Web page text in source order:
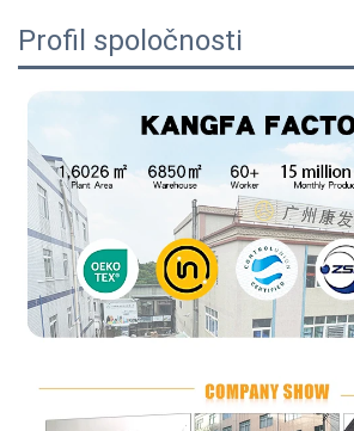
Profil spoločnosti